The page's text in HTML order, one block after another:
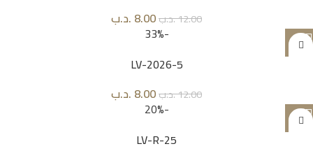
12.00.د.ب8.00 .د.ب
-33%
LV-2026-5
12.00.د.ب8.00 .د.ب
-20%
LV-R-25